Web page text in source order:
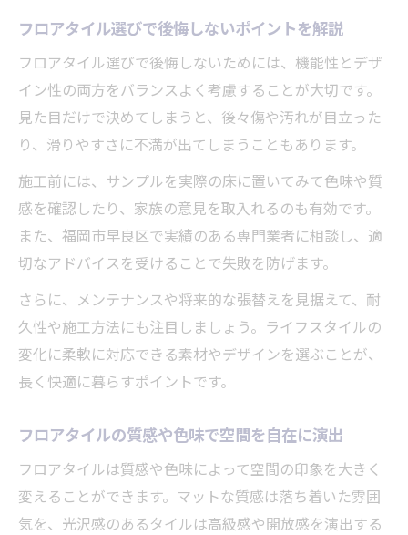
フロアタイル選びで後悔しないポイントを解説
フロアタイル選びで後悔しないためには、機能性とデザ
イン性の両方をバランスよく考慮することが大切です。
見た目だけで決めてしまうと、後々傷や汚れが目立った
り、滑りやすさに不満が出てしまうこともあります。
施工前には、サンプルを実際の床に置いてみて色味や質
感を確認したり、家族の意見を取入れるのも有効です。
また、福岡市早良区で実績のある専門業者に相談し、適
切なアドバイスを受けることで失敗を防げます。
さらに、メンテナンスや将来的な張替えを見据えて、耐
久性や施工方法にも注目しましょう。ライフスタイルの
変化に柔軟に対応できる素材やデザインを選ぶことが、
長く快適に暮らすポイントです。
フロアタイルの質感や色味で空間を自在に演出
フロアタイルは質感や色味によって空間の印象を大きく
変えることができます。マットな質感は落ち着いた雰囲
気を、光沢感のあるタイルは高級感や開放感を演出する